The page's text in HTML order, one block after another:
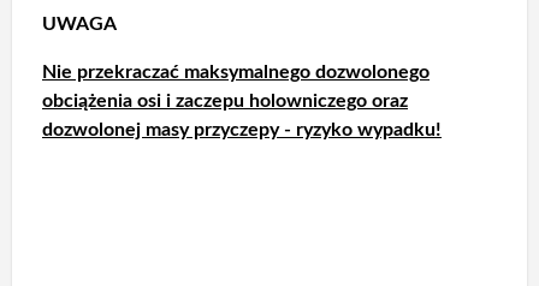
UWAGA
Nie przekraczać maksymalnego dozwolonego
obciążenia osi i zaczepu holowniczego oraz
dozwolonej masy przyczepy - ryzyko wypadku!